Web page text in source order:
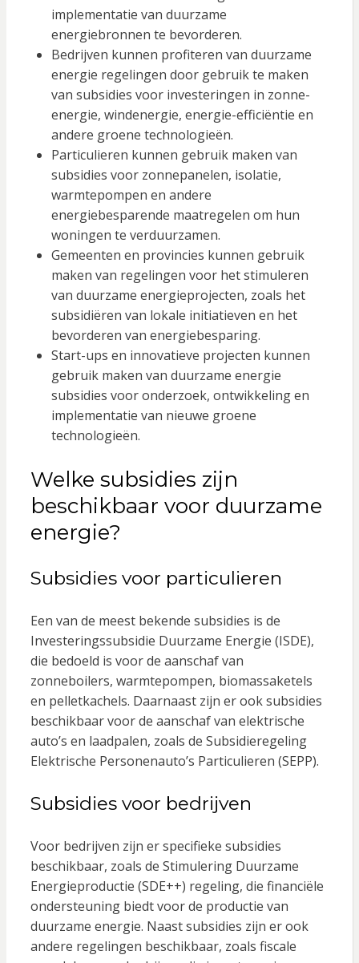
implementatie van duurzame
energiebronnen te bevorderen.
Bedrijven kunnen profiteren van duurzame
energie regelingen door gebruik te maken
van subsidies voor investeringen in zonne-
energie, windenergie, energie-efficiëntie en
andere groene technologieën.
Particulieren kunnen gebruik maken van
subsidies voor zonnepanelen, isolatie,
warmtepompen en andere
energiebesparende maatregelen om hun
woningen te verduurzamen.
Gemeenten en provincies kunnen gebruik
maken van regelingen voor het stimuleren
van duurzame energieprojecten, zoals het
subsidiëren van lokale initiatieven en het
bevorderen van energiebesparing.
Start-ups en innovatieve projecten kunnen
gebruik maken van duurzame energie
subsidies voor onderzoek, ontwikkeling en
implementatie van nieuwe groene
technologieën.
Welke subsidies zijn
beschikbaar voor duurzame
energie?
Subsidies voor particulieren
Een van de meest bekende subsidies is de
Investeringssubsidie Duurzame Energie (ISDE),
die bedoeld is voor de aanschaf van
zonneboilers, warmtepompen, biomassaketels
en pelletkachels. Daarnaast zijn er ook subsidies
beschikbaar voor de aanschaf van elektrische
auto’s en laadpalen, zoals de Subsidieregeling
Elektrische Personenauto’s Particulieren (SEPP).
Subsidies voor bedrijven
Voor bedrijven zijn er specifieke subsidies
beschikbaar, zoals de Stimulering Duurzame
Energieproductie (SDE++) regeling, die financiële
ondersteuning biedt voor de productie van
duurzame energie. Naast subsidies zijn er ook
andere regelingen beschikbaar, zoals fiscale